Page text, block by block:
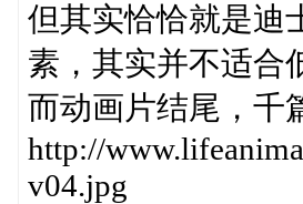
但其实恰恰就是迪
素，其实并不适合
而动画片结尾，千
http://
v04.jpg